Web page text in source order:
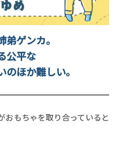
ゲンカ。
公平な
ほか難しい。
もちゃを取り合っていると